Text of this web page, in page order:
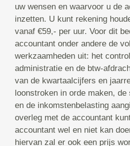
uw wensen en waarvoor u de
inzetten. U kunt rekening
vanaf €59,- per uur. Voor dit
accountant onder andere de
werkzaamheden uit: het
administratie en de btw-
van de kwartaalcijfers en
loonstroken in orde maken,
en de inkomstenbelasting
overleg met de accountant
accountant wel en niet kan
hiervan zal er ook een prijs